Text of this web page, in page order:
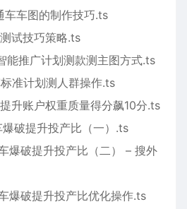
车车图的制作技巧.ts
试技巧策略.ts
能推广计划测款测主图方式.ts
准计划测人群操作.ts
升账户权重质量得分飙10分.ts
破提升投产比（一）.ts
爆破提升投产比（二） – 搜外
爆破提升投产比优化操作.ts